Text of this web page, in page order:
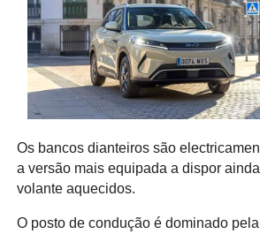
Os bancos dianteiros são
a versão mais equipada a dispor
volante aquecidos.
O posto de condução é dominado